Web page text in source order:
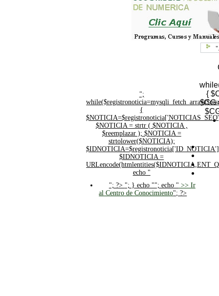
{
$CG
";
{
$NOTICIA = strtr ( $NOTICIA ,
$reemplazar ); $NOTICIA =
strtolower($NOTICIA);
$IDNOTICIA =
echo "
"; ?> "; } echo ""; echo " >> Ir
al Centro de Conocimiento"; ?>